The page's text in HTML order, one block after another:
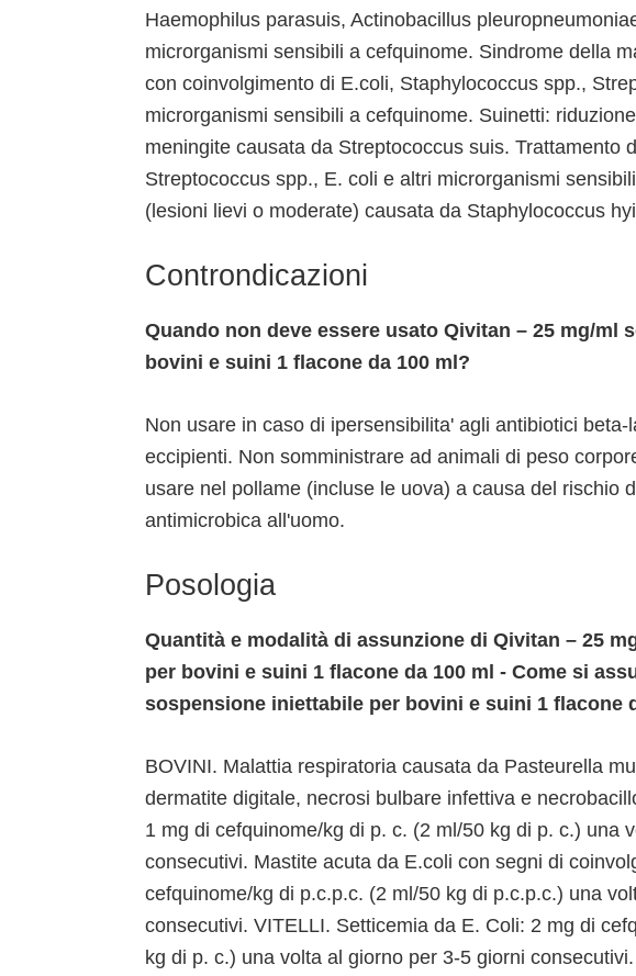
Haemophilus parasuis, Actinobacillus
microrganismi sensibili a cefquinome. Sindrome della
con coinvolgimento di E.coli, Staphylococcus spp.,
microrganismi sensibili a cefquinome. Suinetti:
meningite causata da Streptococcus suis. Trattamento
Streptococcus spp., E. coli e altri microrganismi
(lesioni lievi o moderate) causata da Staphylococcus
Controndicazioni
Quando non deve essere usato Qivitan – 25 mg/ml
bovini e suini 1 flacone da 100 ml?
Non usare in caso di ipersensibilita' agli antibiotici
eccipienti. Non somministrare ad animali di peso
usare nel pollame (incluse le uova) a causa del rischio
antimicrobica all'uomo.
Posologia
Quantità e modalità di assunzione di Qivitan – 25
per bovini e suini 1 flacone da 100 ml - Come si
sospensione iniettabile per bovini e suini 1 flacone
BOVINI. Malattia respiratoria causata da Pasteurella
dermatite digitale, necrosi bulbare infettiva e
1 mg di cefquinome/kg di p. c. (2 ml/50 kg di p. c.) una
consecutivi. Mastite acuta da E.coli con segni di
cefquinome/kg di p.c.p.c. (2 ml/50 kg di p.c.p.c.) una
consecutivi. VITELLI. Setticemia da E. Coli: 2 mg di
kg di p. c.) una volta al giorno per 3-5 giorni